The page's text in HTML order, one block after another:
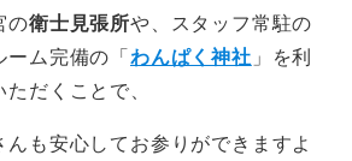
の衛士見張所や、スタッフ常駐の
ーム完備の「わんぱく神社 」を利
だくことで、
んも安心してお参りができますよ